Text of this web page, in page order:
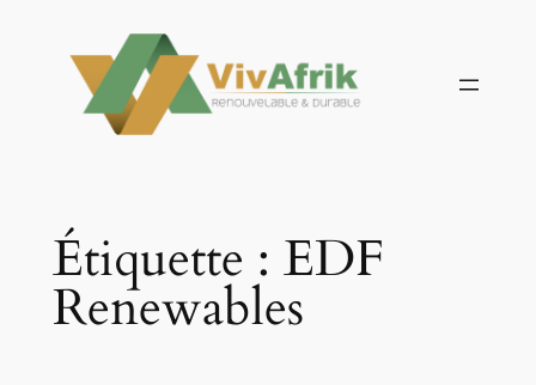
contenu
Étiquette : EDF
Renewables